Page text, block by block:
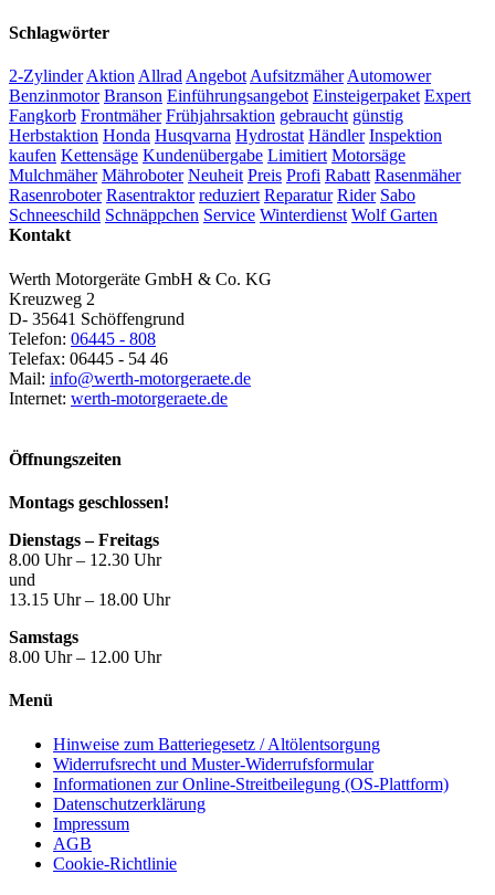
Schlagwörter
2-Zylinder Aktion Allrad Angebot Aufsitzmäher Automower
Benzinmotor Branson Einführungsangebot Einsteigerpaket Expert
Fangkorb Frontmäher Frühjahrsaktion gebraucht günstig
Herbstaktion Honda Husqvarna Hydrostat Händler Inspektion
kaufen Kettensäge Kundenübergabe Limitiert Motorsäge
Mulchmäher Mähroboter Neuheit Preis Profi Rabatt Rasenmäher
Rasenroboter Rasentraktor reduziert Reparatur Rider Sabo
Schneeschild Schnäppchen Service Winterdienst Wolf Garten
Kontakt
Werth Motorgeräte GmbH & Co. KG
Kreuzweg 2
D- 35641 Schöffengrund
Telefon: 06445 - 808
Telefax: 06445 - 54 46
Mail: info@werth-motorgeraete.de
Internet: werth-motorgeraete.de
Öffnungszeiten
Montags geschlossen!
Dienstags – Freitags
8.00 Uhr – 12.30 Uhr
und
13.15 Uhr – 18.00 Uhr
Samstags
8.00 Uhr – 12.00 Uhr
Menü
Hinweise zum Batteriegesetz / Altölentsorgung
Widerrufsrecht und Muster-Widerrufsformular
Informationen zur Online-Streitbeilegung (OS-Plattform)
Datenschutzerklärung
Impressum
AGB
Cookie-Richtlinie